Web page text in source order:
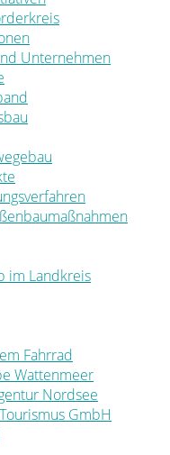
Unternehmen
im Landkreis
Fahrrad
Wattenmeer
Nordsee
GmbH